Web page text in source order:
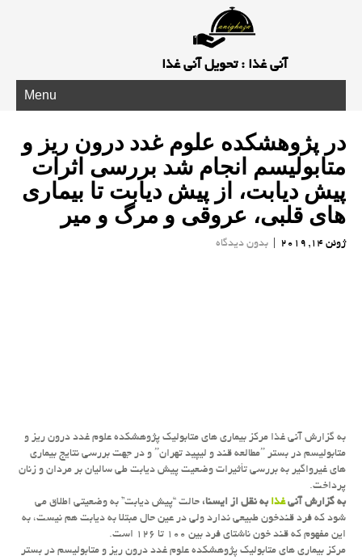
آنی غذا : تحویل آنی غذا
Menu
در پژوهشكده علوم غدد درون ریز و
متابولیسم انجام شد بررسی اثرات
پیش دیابت، از پیش دیابت تا بیماری
های قلبی، عروقی و مرگ و میر
ژوئن 14, 2019 | بدون دیدگاه
به گزارش آنی غذا مركز بیماری های متابولیك پژوهشكده علوم غدد درون ریز و
متابولیسم در بستر ˮمطالعه قند و لیپید تهرانˮ و در جهت بررسی نتایج بیماری
های غیرواگیر به بررسی تأثیرات وضعیت پیش دیابت طی سالیان بر مردان و زنان
پرداخت.
به گزارش آنیغذابه نقل از ایسنا،حالت “پیش دیابت” به وضعیتی اطلاق می
شود كه فرد قندخون طبیعی ندارد ولی در عین حال مبتلا به دیابت هم نیست، به
این مفهوم كه قند خون ناشتای فرد بین ۱۰۰ تا ۱۲۶ است.
مركز بیماری های متابولیك پژوهشكده علوم غدد درون ریز و متابولیسم در بستر